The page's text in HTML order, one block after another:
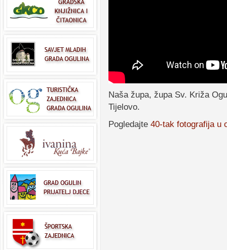
Naša župa, župa Sv. Križa
Tijelovo.
Pogledajte 40-tak fotografija u